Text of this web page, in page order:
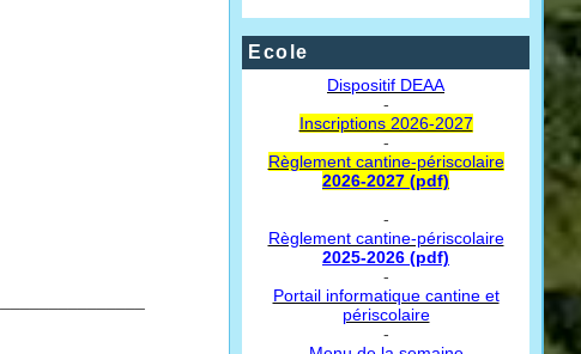
Ecole
Dispositif DEAA
-
Inscriptions 2026-2027
-
Règlement cantine-périscolaire
2026-2027 (pdf)
-
Règlement cantine-périscolaire
2025-2026 (pdf)
-
Portail informatique cantine et
périscolaire
-